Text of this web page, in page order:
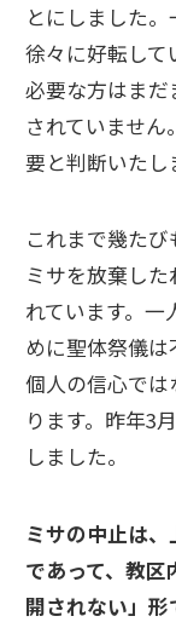
とにしました
徐々に好転し
必要な方はま
されていませ
要と判断いたし
これまで幾た
ミサを放棄し
れています。一
めに聖体祭儀
個人の信心では
ります。昨年3
しました。
ミサの中止は
であって、教
開されない」形